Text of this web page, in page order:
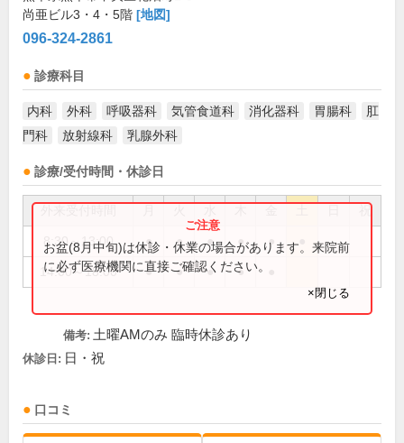
尚亜ビル3・4・5階 [地図]
096-324-2861
診療科目
内科 外科 呼吸器科 気管食道科 消化器科 胃腸科
肛
門科
放射線科 乳腺外科
診療/受付時間・休診日
祝
8:30～13:00 ● ● ● ● ●
14:00～18:00 ● ● ● ●
お盆(8月中旬)は休診・休業の場合があります。来院前
に必ず医療機関に直接ご確認ください。
×閉じる
備考: 土曜AMのみ 臨時休診あり
休診日: 日・祝
口コミ